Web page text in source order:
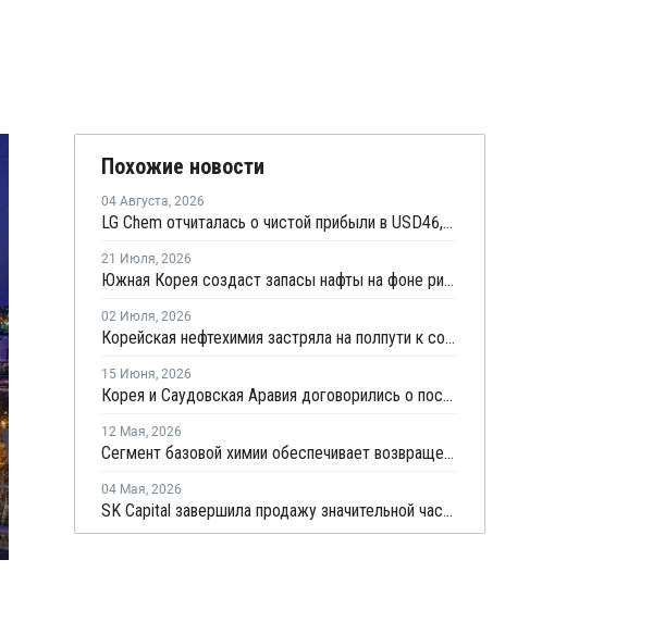
Похожие новости
04 Августа, 2026
LG Chem отчиталась о чистой прибыли в USD46,9 млн по итогам второго квартала 2026 года
21 Июля, 2026
Южная Корея создаст запасы нафты на фоне рисков, связанных с поставками с Ближнего Востока
02 Июля, 2026
Корейская нефтехимия застряла на полпути к сокращению мощностей
15 Июня, 2026
Корея и Саудовская Аравия договорились о поставках нафты до конца 2026 года
12 Мая, 2026
Сегмент базовой химии обеспечивает возвращение Lotte Chemical к прибыли
04 Мая, 2026
SK Capital завершила продажу значительной части Noramco